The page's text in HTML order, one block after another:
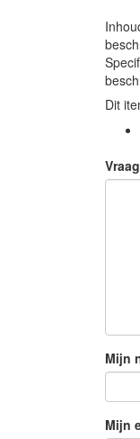
Dit
Mijn
Mijn